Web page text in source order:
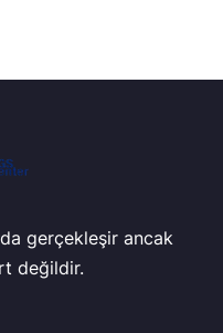
gerçekleşir ancak
değildir.